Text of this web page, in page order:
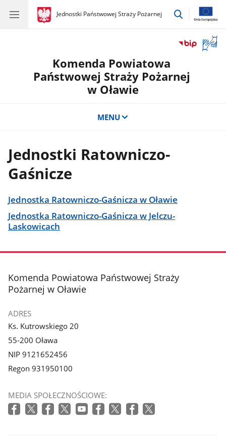
gov.pl
Jednostki Państwowej Straży Pożarnej
gov.pl
Jednostki
przejdź
okno
Komenda Powiatowa
Państwowej Straży Pożarnej
w Oławie
MENU
Jednostki Ratowniczo-
Gaśnicze
Jednostka Ratowniczo-Gaśnicza w Oławie
Jednostka Ratowniczo-Gaśnicza w Jelczu-
Laskowicach
stopka
Komenda Powiatowa Państwowej Straży
Pożarnej w Oławie
ADRES
Ks. Kutrowskiego 20
55-200 Oława
NIP 9121652456
Regon 931950100
MEDIA SPOŁECZNOŚCIOWE: